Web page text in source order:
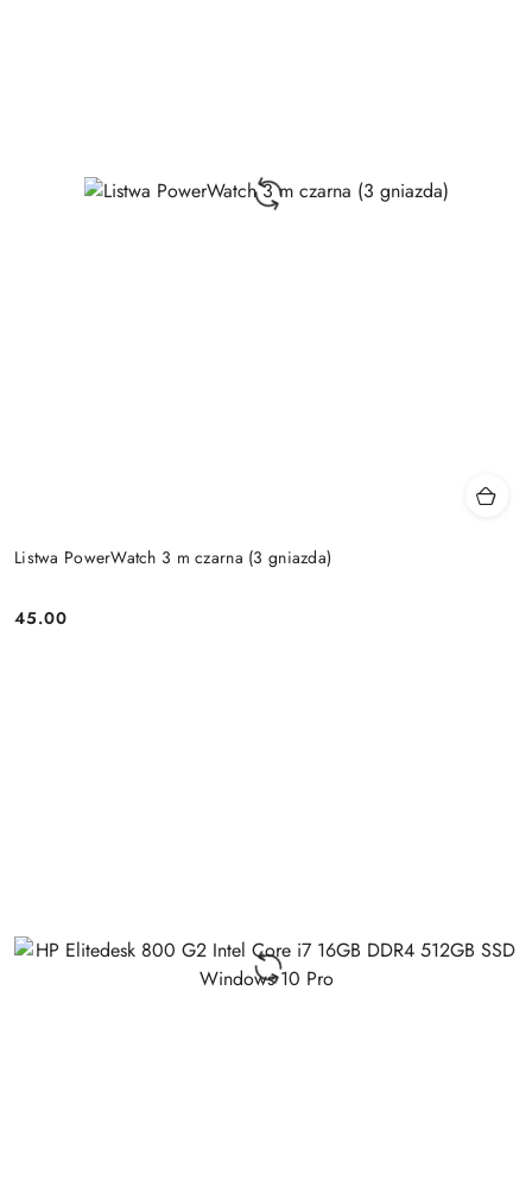
Listwa PowerWatch 3 m czarna (3 gniazda)
Price:
45.00